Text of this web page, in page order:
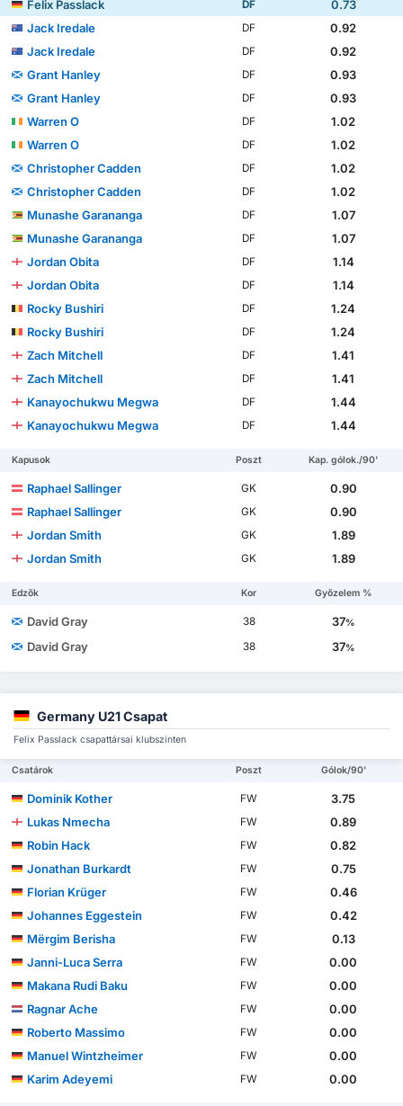
Felix Passlack DF
0.73
Jack Iredale
DF
0.92
Jack Iredale
DF
0.92
Grant Hanley
DF
0.93
Grant Hanley
DF
0.93
Warren O
DF
1.02
Warren O
DF
1.02
Christopher Cadden
DF
1.02
Christopher Cadden
DF
1.02
Munashe Garananga
DF
1.07
Munashe Garananga
DF
1.07
Jordan Obita
DF
1.14
Jordan Obita
DF
1.14
Rocky Bushiri
DF
1.24
Rocky Bushiri
DF
1.24
Zach Mitchell
DF
1.41
Zach Mitchell
DF
1.41
Kanayochukwu Megwa
DF
1.44
Kanayochukwu Megwa
DF 1.44
Kapusok Poszt Kap. gólok./90'
Raphael Sallinger GK
0.90
Raphael Sallinger
GK
0.90
Jordan Smith
GK
1.89
Jordan Smith
GK 1.89
Edzők Kor Győzelem %
David Gray 38 37%
David Gray 38 37%
Germany U21 Csapat
Felix Passlack csapattársai klubszinten
Csatárok Poszt Gólok/90'
Dominik Kother FW
3.75
Lukas Nmecha
FW
0.89
Robin Hack
FW
0.82
Jonathan Burkardt
FW
0.75
Florian Krüger
FW
0.46
Johannes Eggestein
FW
0.42
Mërgim Berisha
FW
0.13
Janni-Luca Serra
FW
0.00
Makana Rudi Baku
FW
0.00
Ragnar Ache
FW
0.00
Roberto Massimo
FW
0.00
Manuel Wintzheimer
FW
0.00
Karim Adeyemi
FW 0.00